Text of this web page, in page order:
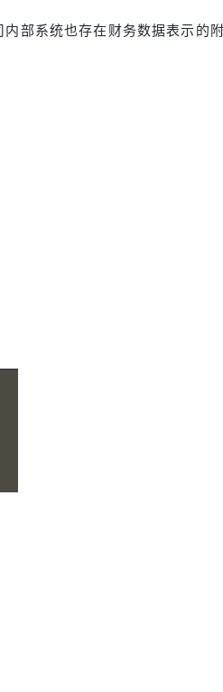
部系统也存在财务数据表示的